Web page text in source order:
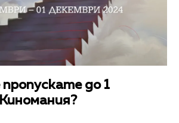
пропускате до 1